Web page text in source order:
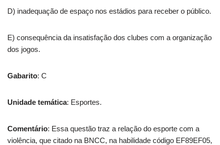
D) inadequação de espaço nos estádios para receber o público.
E) consequência da insatisfação dos clubes com a organização
dos jogos.
Gabarito: C
Unidade temática: Esportes.
Comentário: Essa questão traz a relação do esporte com a
violência, que citado na BNCC, na habilidade código EF89EF05,